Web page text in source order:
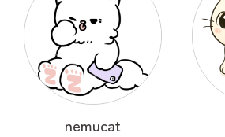
nemucat